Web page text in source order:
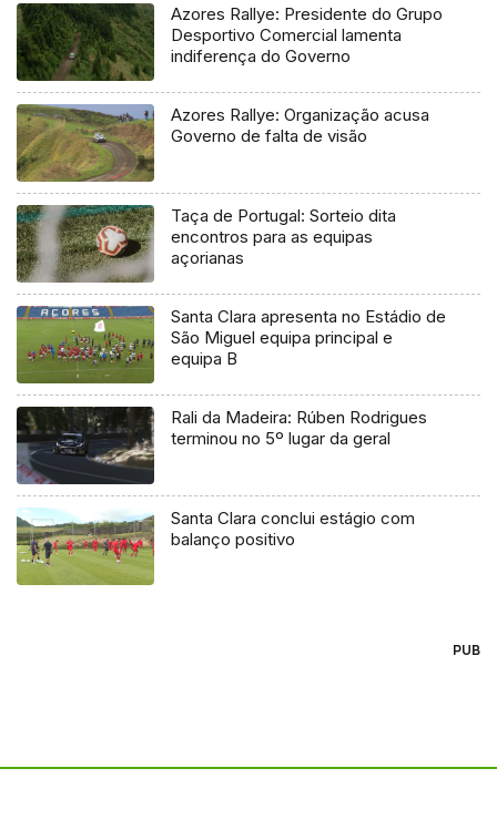
Azores Rallye: Presidente do Grupo
Desportivo Comercial lamenta
indiferença do Governo
Azores Rallye: Organização acusa
Governo de falta de visão
Taça de Portugal: Sorteio dita
encontros para as equipas
açorianas
Santa Clara apresenta no Estádio de
São Miguel equipa principal e
equipa B
Rali da Madeira: Rúben Rodrigues
terminou no 5º lugar da geral
Santa Clara conclui estágio com
balanço positivo
PUB